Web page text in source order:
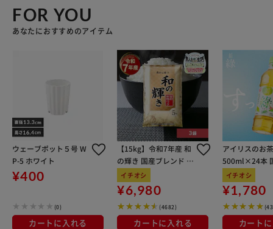
FOR YOU
あなたにおすすめのアイテム
ウェーブポット５号 W
P-5 ホワイト
¥400
(0)
カートに入れる
【15kg】令和7年産 和
の輝き 国産ブレンド 5
kg×3袋
イチオシ
¥6,980
(4682)
カートに入れる
アイリスのお
500ml×24本
100％使用
イチオシ
¥1,780
カート